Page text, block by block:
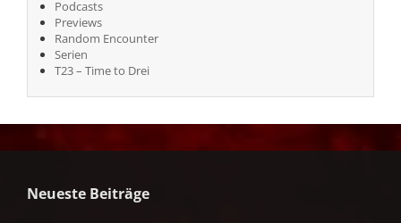
Podcasts
Previews
Random Encounter
Serien
T23 – Time to Drei
Neueste Beiträge